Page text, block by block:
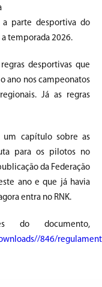
a parte desportiva do
a temporada 2026.
desportivas que
ano nos campeonatos
Já as regras
um capítulo sobre as
para os pilotos no
da Federação
ano e que já havia
entra no RNK.
do documento,
846/